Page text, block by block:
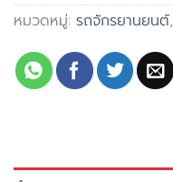
หมวดหมู่: รถจักรยานยนต์,